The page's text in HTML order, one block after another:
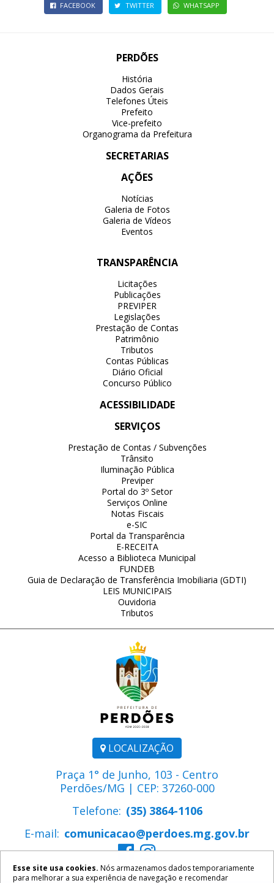
FACEBOOK TWITTER WHATSAPP
LOCALIZAÇÃO
Praça 1° de Junho, 103 - Centro
Perdões/MG | CEP: 37260-000
Telefone: (35) 3864-1106
E-mail: comunicacao@perdoes.mg.gov.br
PERDÕES
História
Dados Gerais
Telefones Úteis
Prefeito
Vice-prefeito
Organograma da Prefeitura
SECRETARIAS
AÇÕES
Notícias
Galeria de Fotos
Galeria de Vídeos
Eventos
TRANSPARÊNCIA
Licitações
Publicações
PREVIPER
Legislações
Prestação de Contas
Patrimônio
Tributos
Contas Públicas
Diário Oficial
Concurso Público
ACESSIBILIDADE
SERVIÇOS
Prestação de Contas / Subvenções
Trânsito
Iluminação Pública
Previper
Portal do 3º Setor
Serviços Online
Notas Fiscais
e-SIC
Portal da Transparência
E-RECEITA
Acesso a Biblioteca Municipal
FUNDEB
Guia de Declaração de Transferência Imobiliaria (GDTI)
LEIS MUNICIPAIS
Ouvidoria
Tributos
Esse site usa cookies. Nós armazenamos dados temporariamente
para melhorar a sua experiência de navegação e recomendar